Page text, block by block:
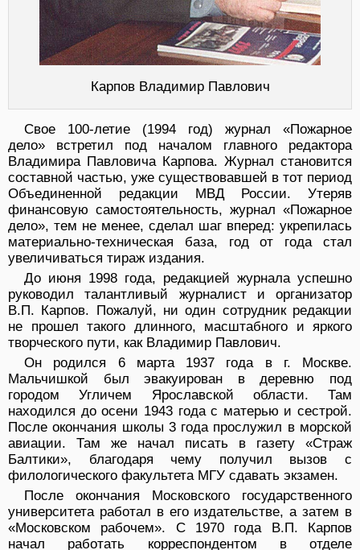
Карпов Владимир Павлович
Свое 100-летие (1994 год) журнал «Пожарное
дело» встретил под началом главного редактора
Владимира Павловича Карпова. Журнал становится
составной частью, уже существовавшей в тот период
Объединенной редакции МВД России. Утеряв
финансовую самостоятельность, журнал «Пожарное
дело», тем не менее, сделал шаг вперед: укрепилась
материально-техническая база, год от года стал
увеличиваться тираж издания.
До июня 1998 года, редакцией журнала успешно
руководил талантливый журналист и организатор
В.П. Карпов. Пожалуй, ни один сотрудник редакции
не прошел такого длинного, масштабного и яркого
творческого пути, как Владимир Павлович.
Он родился 6 марта 1937 года в г. Москве.
Мальчишкой был эвакуирован в деревню под
городом Угличем Ярославской области. Там
находился до осени 1943 года с матерью и сестрой.
После окончания школы 3 года прослужил в морской
авиации. Там же начал писать в газету «Страж
Балтики», благодаря чему получил вызов с
филологического факультета МГУ сдавать экзамен.
После окончания Московского государственного
университета работал в его издательстве, а затем в
«Московском рабочем». С 1970 года В.П. Карпов
начал работать корреспондентом в отделе